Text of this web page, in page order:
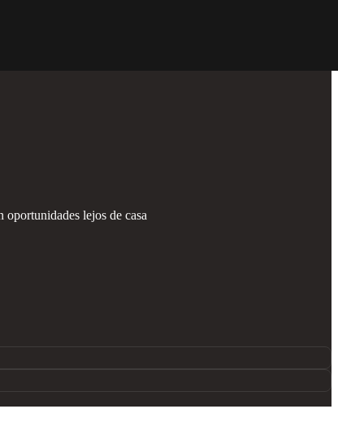
lejos de casa